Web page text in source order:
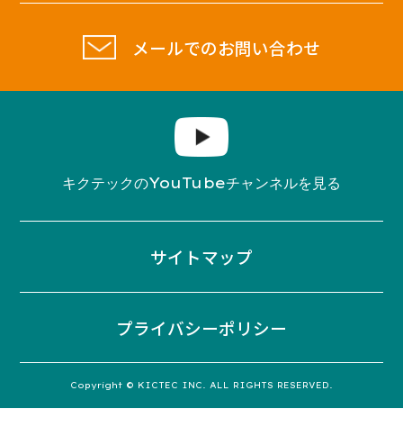
メールでのお問い合わせ
キクテックのYouTubeチャンネルを見る
サイトマップ
プライバシーポリシー
Copyright © KICTEC INC. ALL RIGHTS RESERVED.